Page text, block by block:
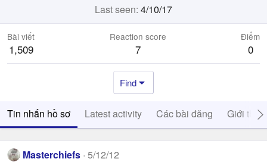
Last seen 4/10/17
Bài viết
1,509
Reaction score
7
Điểm
0
Find
Tin nhắn hồ sơ Latest activity Các bài đăng Giới thiệu
Masterchiefs 5/12/12